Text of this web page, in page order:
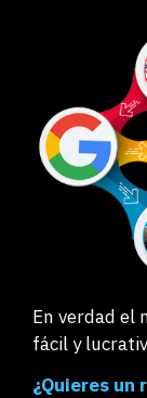
En verdad el
fácil y
¿Quieres un